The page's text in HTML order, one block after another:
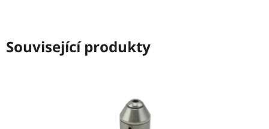
Související produkty